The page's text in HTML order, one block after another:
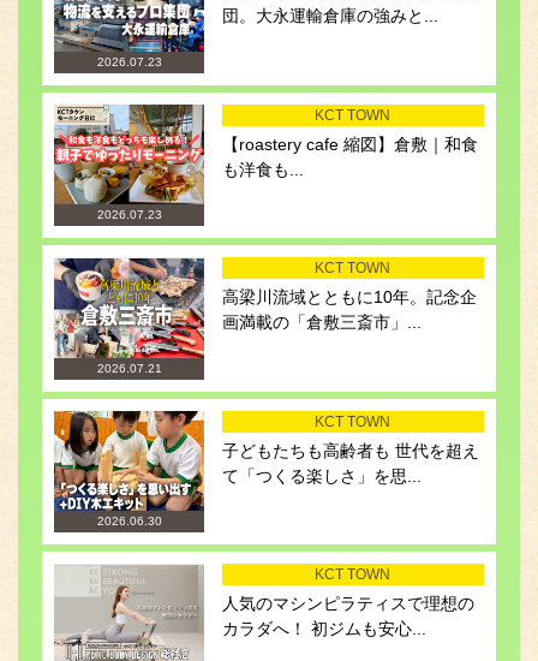
2026.07.23
団。大永運輸倉庫の強みと...
2026.07.23
KCT TOWN
【roastery cafe 縮図】倉敷｜和食
も洋食も...
2026.07.21
KCT TOWN
高梁川流域とともに10年。記念企
画満載の「倉敷三斎市」...
2026.06.30
KCT TOWN
子どもたちも高齢者も 世代を超え
て「つくる楽しさ」を思...
KCT TOWN
人気のマシンピラティスで理想の
カラダへ！ 初ジムも安心...